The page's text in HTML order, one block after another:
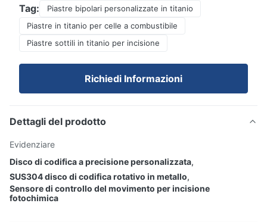
Tag:
Piastre bipolari personalizzate in titanio
Piastre in titanio per celle a combustibile
Piastre sottili in titanio per incisione
Richiedi Informazioni
Dettagli del prodotto
Evidenziare
Disco di codifica a precisione personalizzata,
SUS304 disco di codifica rotativo in metallo,
Sensore di controllo del movimento per incisione
fotochimica